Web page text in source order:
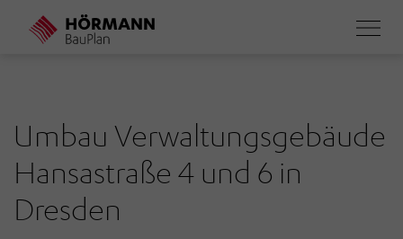
Direkt
Umbau Verwaltungsgebäude
Hansastraße 4 und 6 in
Dresden